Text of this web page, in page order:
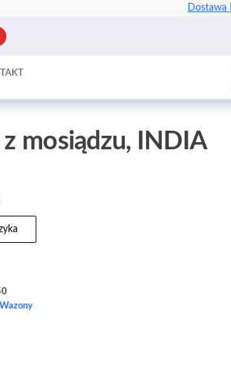
Dostawa |
mosiądzu, INDIA
Wazony